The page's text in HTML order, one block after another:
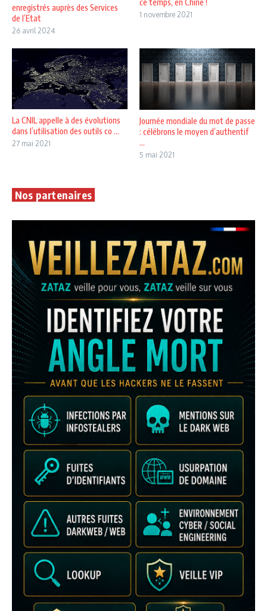
enregistrés auprès des Services
de l’Etat
26 avril 2024
ce temps, en Chine !
1 novembre 2021
La CNIL appelle à des évolutions
dans l’utilisation des outils co ...
27 mai 2021
Journée mondiale du mot de passe
: célébrons le moyen d’authentif
...
5 mai 2021
Nos partenaires